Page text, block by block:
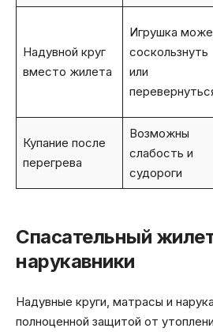
Надувной круг
вместо жилета
Игрушка
соскользнуть
или
Купание после
перегрева
Возможны
слабость и
судороги
Спасательный
нарукавники
Надувные круги, матрасы и
полноценной защитой от